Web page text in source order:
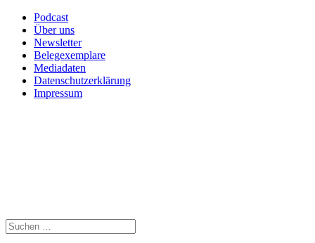
Podcast
Über uns
Newsletter
Belegexemplare
Mediadaten
Datenschutzerklärung
Impressum